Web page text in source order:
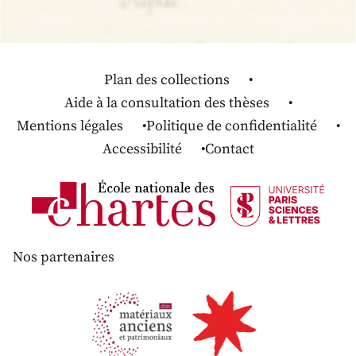
Plan des collections
Aide à la consultation des thèses
Mentions légales
Politique de confidentialité
Accessibilité
Contact
Nos partenaires